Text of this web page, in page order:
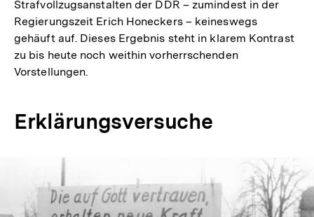
Strafvollzugsanstalten der DDR – zumindest in der
Regierungszeit Erich Honeckers – keineswegs
gehäuft auf. Dieses Ergebnis steht in klarem Kontrast
zu bis heute noch weithin vorherrschenden
Vorstellungen.
Erklärungsversuche